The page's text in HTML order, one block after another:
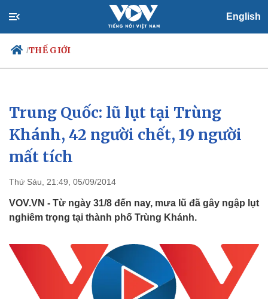
English
/THẾ GIỚI
Chính trị
Đảng
Tổ chức nhân sự
Quốc hội
Xã hội
Tin 24h
Dự báo thời tiết
Trung Quốc: lũ lụt tại Trùng
Khánh, 42 người chết, 19 người
mất tích
Thứ Sáu, 21:49, 05/09/2014
VOV.VN - Từ ngày 31/8 đến nay, mưa lũ đã gây ngập lụt
nghiêm trọng tại thành phố Trùng Khánh.